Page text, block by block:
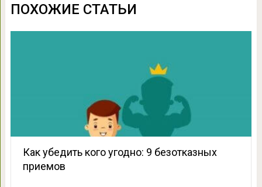
ПОХОЖИЕ СТАТЬИ
Как убедить кого угодно: 9 безотказных
приемов